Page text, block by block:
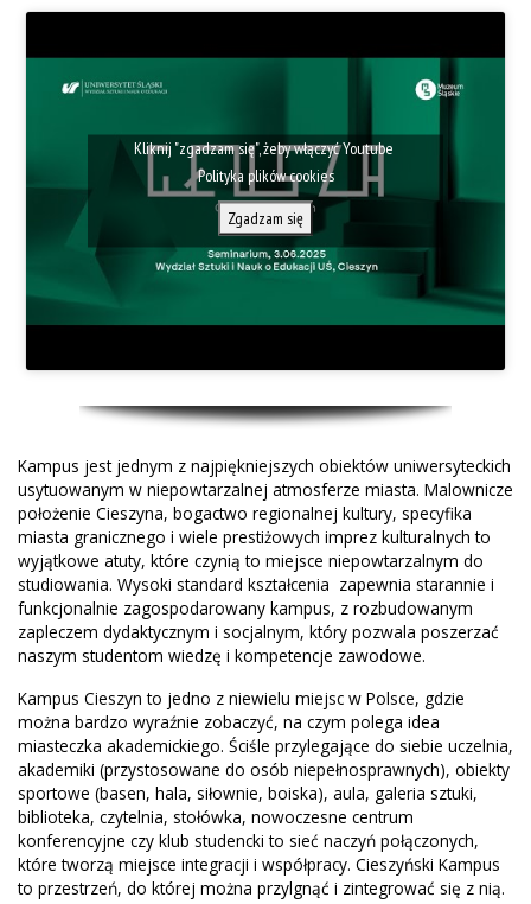
Kliknij "zgadzam się", żeby włączyć Youtube
Polityka plików cookies
Zgadzam się
Kampus jest jednym z najpiękniejszych obiektów uniwersyteckich
usytuowanym w niepowtarzalnej atmosferze miasta. Malownicze
położenie Cieszyna, bogactwo regionalnej kultury, specyfika
miasta granicznego i wiele prestiżowych imprez kulturalnych to
wyjątkowe atuty, które czynią to miejsce niepowtarzalnym do
studiowania. Wysoki standard kształcenia zapewnia starannie i
funkcjonalnie zagospodarowany kampus, z rozbudowanym
zapleczem dydaktycznym i socjalnym, który pozwala poszerzać
naszym studentom wiedzę i kompetencje zawodowe.
Kampus Cieszyn to jedno z niewielu miejsc w Polsce, gdzie
można bardzo wyraźnie zobaczyć, na czym polega idea
miasteczka akademickiego. Ściśle przylegające do siebie uczelnia,
akademiki (przystosowane do osób niepełnosprawnych), obiekty
sportowe (basen, hala, siłownie, boiska), aula, galeria sztuki,
biblioteka, czytelnia, stołówka, nowoczesne centrum
konferencyjne czy klub studencki to sieć naczyń połączonych,
które tworzą miejsce integracji i współpracy. Cieszyński Kampus
to przestrzeń, do której można przylgnąć i zintegrować się z nią.